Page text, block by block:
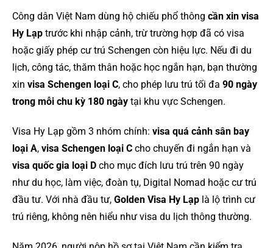
Công dân Việt Nam dùng hộ chiếu phổ thông cần xin visa
Hy Lạp trước khi nhập cảnh, trừ trường hợp đã có visa
hoặc giấy phép cư trú Schengen còn hiệu lực. Nếu đi du
lịch, công tác, thăm thân hoặc học ngắn hạn, bạn thường
xin visa Schengen loại C, cho phép lưu trú tối đa 90 ngày
trong mỗi chu kỳ 180 ngày tại khu vực Schengen.
Visa Hy Lạp gồm 3 nhóm chính: visa quá cảnh sân bay
loại A, visa Schengen loại C cho chuyến đi ngắn hạn và
visa quốc gia loại D cho mục đích lưu trú trên 90 ngày
như du học, làm việc, đoàn tụ, Digital Nomad hoặc cư trú
đầu tư. Với nhà đầu tư, Golden Visa Hy Lạp là lộ trình cư
trú riêng, không nên hiểu như visa du lịch thông thường.